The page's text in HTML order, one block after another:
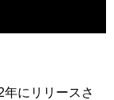
年にリリースさ